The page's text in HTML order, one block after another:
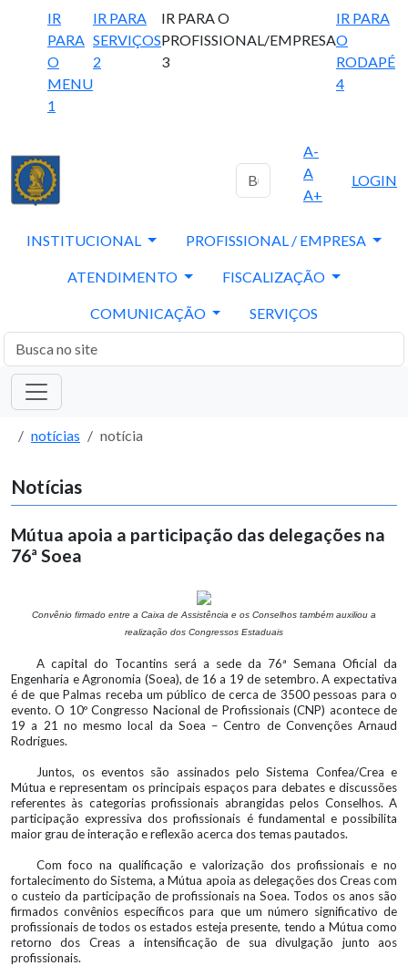
IR
PARA
O
MENU
1
IR PARA
SERVIÇOS
2
IR PARA O
PROFISSIONAL/EMPRESA
3
IR PARA
O
RODAPÉ
4
A-
A
A+
LOGIN
INSTITUCIONAL PROFISSIONAL / EMPRESA
ATENDIMENTO FISCALIZAÇÃO
COMUNICAÇÃO SERVIÇOS
notícias notícia
Notícias
Mútua apoia a participação das delegações na
76ª Soea
Convênio firmado entre a Caixa de Assistência e os Conselhos também auxiliou a
realização dos Congressos Estaduais
A capital do Tocantins será a sede da 76ª Semana Oficial da
Engenharia e Agronomia (Soea), de 16 a 19 de setembro. A expectativa
é de que Palmas receba um público de cerca de 3500 pessoas para o
evento. O 10º Congresso Nacional de Profissionais (CNP) acontece de
19 a 21 no mesmo local da Soea – Centro de Convenções Arnaud
Rodrigues.
Juntos, os eventos são assinados pelo Sistema Confea/Crea e
Mútua e representam os principais espaços para debates e discussões
referentes às categorias profissionais abrangidas pelos Conselhos. A
participação expressiva dos profissionais é fundamental e possibilita
maior grau de interação e reflexão acerca dos temas pautados.
Com foco na qualificação e valorização dos profissionais e no
fortalecimento do Sistema, a Mútua apoia as delegações dos Creas com
o custeio da participação de profissionais na Soea. Todos os anos são
firmados convênios específicos para que um número significativo de
profissionais de todos os estados esteja presente, tendo a Mútua como
retorno dos Creas a intensificação de sua divulgação junto aos
profissionais.